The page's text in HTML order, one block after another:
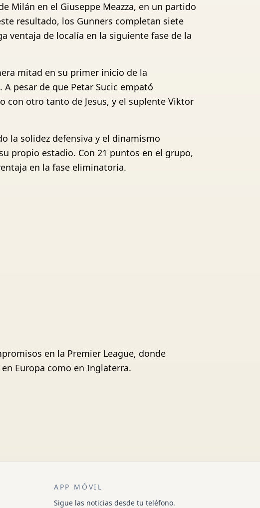
Milán en el Giuseppe Meazza, en un partido
resultado, los Gunners completan siete
ventaja de localía en la siguiente fase de la
mitad en su primer inicio de la
pesar de que Petar Sucic empató
con otro tanto de Jesus, y el suplente Viktor
la solidez defensiva y el dinamismo
propio estadio. Con 21 puntos en el grupo,
en la fase eliminatoria.
en la Premier League, donde
Europa como en Inglaterra.
APP MÓVIL
Sigue las noticias desde tu teléfono.